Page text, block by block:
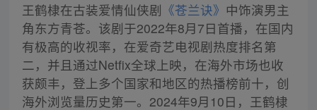
王鹤棣在古装爱情仙侠剧 《苍兰诀》 中饰演男主
角东方青苍。该剧于2022年8月7日首播，在国内
有极高的收视率，在爱奇艺电视剧热度排名第
二，并且通过Netfix全球上映，在海外市场也收
获颇丰，登上多个国家和地区的热播榜前十，创
海外浏览量历史第一。2024年9月10日，王鹤棣